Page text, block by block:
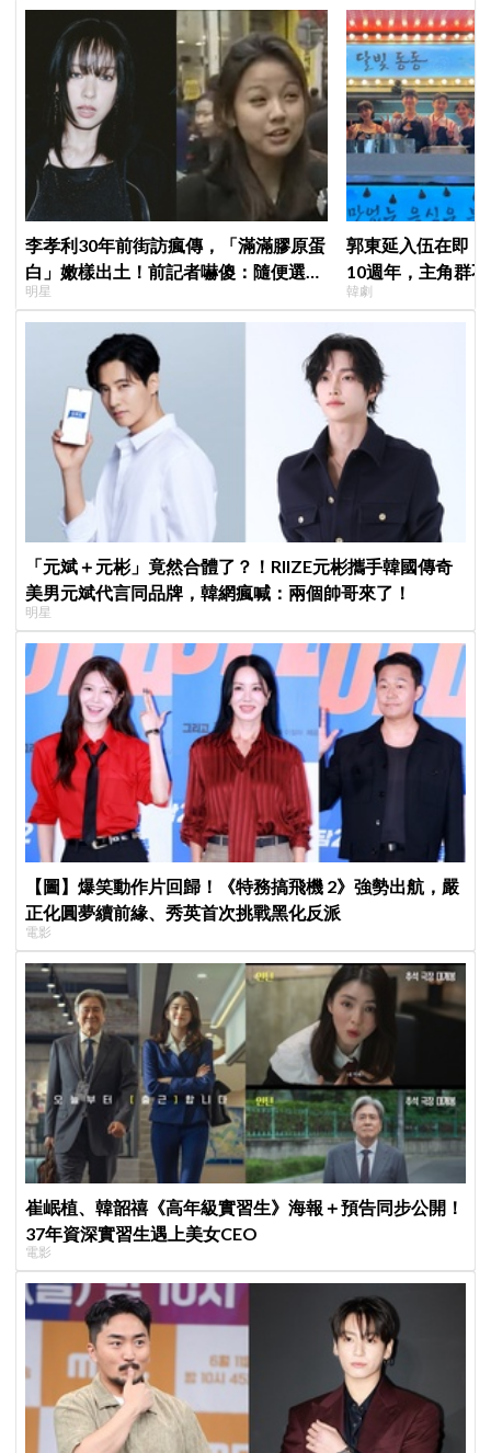
李孝利30年前街訪瘋傳，「滿滿膠原蛋
白」嫩樣出土！前記者嚇傻：隨便選到
傳奇
明星
郭東延入伍在即
10週年，主角群
錄製特別節目
韓劇
「元斌＋元彬」竟然合體了？！RIIZE元彬攜手韓國傳奇
美男元斌代言同品牌，韓網瘋喊：兩個帥哥來了！
明星
【圖】爆笑動作片回歸！《特務搞飛機 2》強勢出航，嚴
正化圓夢續前緣、秀英首次挑戰黑化反派
電影
崔岷植、韓韶禧《高年級實習生》海報＋預告同步公開！
37年資深實習生遇上美女CEO
電影